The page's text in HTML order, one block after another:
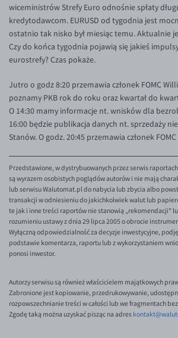
RON/PLN
SGD/PLN
TRY/PLN
EUR/USD
EUR/GBP
EUR/CHF
EUR/DKK
EUR/NOK
EUR/SEK
EUR/AUD
EUR/BGN
EUR/CNY
EUR/HKD
wiceministrów Strefy Euro odnośnie spłaty
kredytodawcom. EURUSD od tygodnia jest
ostatnio tak nisko był miesiąc temu. Aktualnie
Czy do końca tygodnia pojawią się jakieś
eurostrefy? Czas pokaże.
Jutro o godz 8:20 przemawia członek FOMC
poznamy PKB rok do roku oraz kwartał do
O 14:30 mamy informacje nt. wnisków dla
16:00 będzie publikacja danych nt. sprzedaży
Stanów. O godz. 20:45 przemawia członek
Przedstawione, w dystrybuowanych przez serwis
są wyrazem osobistych poglądów autorów i nie mają
lub serwisu Walutomat.pl do nabycia lub zbycia albo
transakcji w odniesieniu do jakichkolwiek walut lub
te jak i inne treści raportów nie stanowią „rekomendacji"
rozumieniu ustawy z dnia 29 lipca 2005 o obrocie
Wyłączną odpowiedzialność za decyzje inwestycyjne,
podstawie komentarza, raportu lub z wykorzystaniem
ponosi inwestor.
Autorzy serwisu są również właścicielem majątkowych
Zabronione jest kopiowanie, przedrukowywanie,
rozpowszechnianie treści w całości lub we fragmentach
Zgodę taką można uzyskać pisząc na adres